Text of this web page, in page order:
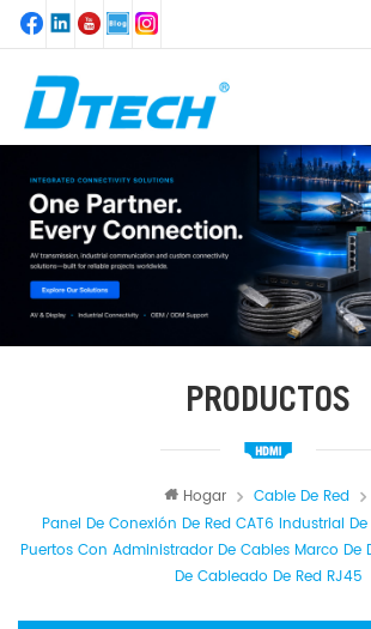
PRODUCTOS
Hogar
Cable De Red
Panel De Conexión De Red CAT6 Industrial
Puertos Con Administrador De Cables Marco De
De Cableado De Red RJ45